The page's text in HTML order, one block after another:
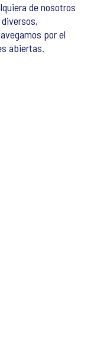
de nosotros
por el
abiertas.